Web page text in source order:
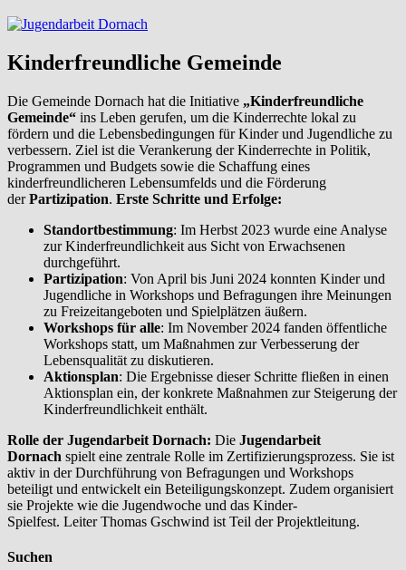
Kinderfreundliche Gemeinde
Die Gemeinde Dornach hat die Initiative „Kinderfreundliche
Gemeinde“ ins Leben gerufen, um die Kinderrechte lokal zu
fördern und die Lebensbedingungen für Kinder und Jugendliche zu
verbessern. Ziel ist die Verankerung der Kinderrechte in Politik,
Programmen und Budgets sowie die Schaffung eines
kinderfreundlicheren Lebensumfelds und die Förderung
derPartizipation. Erste Schritte und Erfolge:
Standortbestimmung: Im Herbst 2023 wurde eine Analyse
zur Kinderfreundlichkeit aus Sicht von Erwachsenen
durchgeführt.
Partizipation: Von April bis Juni 2024 konnten Kinder und
Jugendliche in Workshops und Befragungen ihre Meinungen
zu Freizeitangeboten und Spielplätzen äußern.
Workshops für alle: Im November 2024 fanden öffentliche
Workshops statt, um Maßnahmen zur Verbesserung der
Lebensqualität zu diskutieren.
Aktionsplan: Die Ergebnisse dieser Schritte fließen in einen
Aktionsplan ein, der konkrete Maßnahmen zur Steigerung der
Kinderfreundlichkeit enthält.
Rolle der Jugendarbeit Dornach: Die Jugendarbeit
Dornach spielt eine zentrale Rolle im Zertifizierungsprozess. Sie ist
aktiv in der Durchführung von Befragungen und Workshops
beteiligt und entwickelt ein Beteiligungskonzept. Zudem organisiert
sie Projekte wie die Jugendwoche und das Kinder-
Spielfest. Leiter Thomas Gschwind ist Teil der Projektleitung.
Suchen